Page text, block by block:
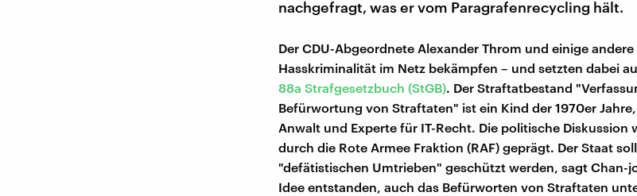
nachgefragt, was er vom Paragrafenrecycling hält.
Der CDU-Abgeordnete Alexander Throm und einige
Hasskriminalität im Netz bekämpfen – und setzten dabei
88a Strafgesetzbuch (StGB). Der Straftatbestand
Befürwortung von Straftaten" ist ein Kind der 1970er
Anwalt und Experte für IT-Recht. Die politische Diskussion
durch die Rote Armee Fraktion (RAF) geprägt. Der Staat
"defätistischen Umtrieben" geschützt werden, sagt Chan-
Idee entstanden, auch das Befürworten von Straftaten